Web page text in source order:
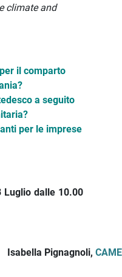
climate and
il comparto
a seguito
per le imprese
Luglio dalle 10.00
Isabella Pignagnoli,